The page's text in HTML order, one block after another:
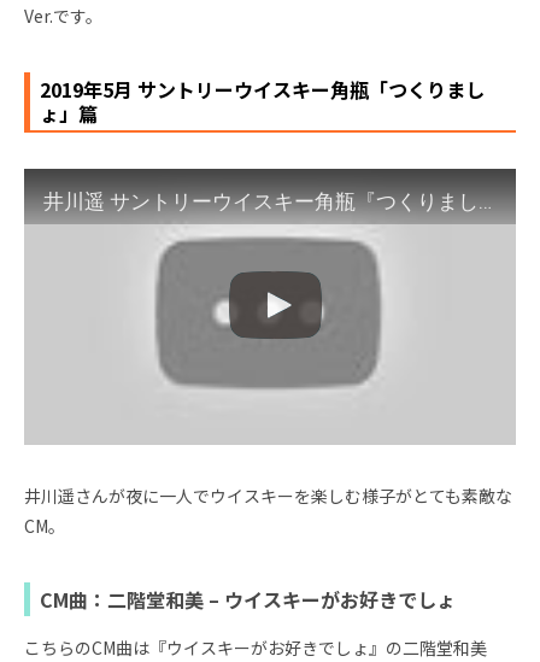
Ver.です。
2019年5月 サントリーウイスキー角瓶「つくりまし
ょ」篇
井川遥 サントリーウイスキー角瓶『つくりましょ』篇 60秒 角ハイボールCM
井川遥さんが夜に一人でウイスキーを楽しむ様子がとても素敵な
CM。
CM曲：二階堂和美 – ウイスキーがお好きでしょ
こちらのCM曲は『ウイスキーがお好きでしょ』の二階堂和美